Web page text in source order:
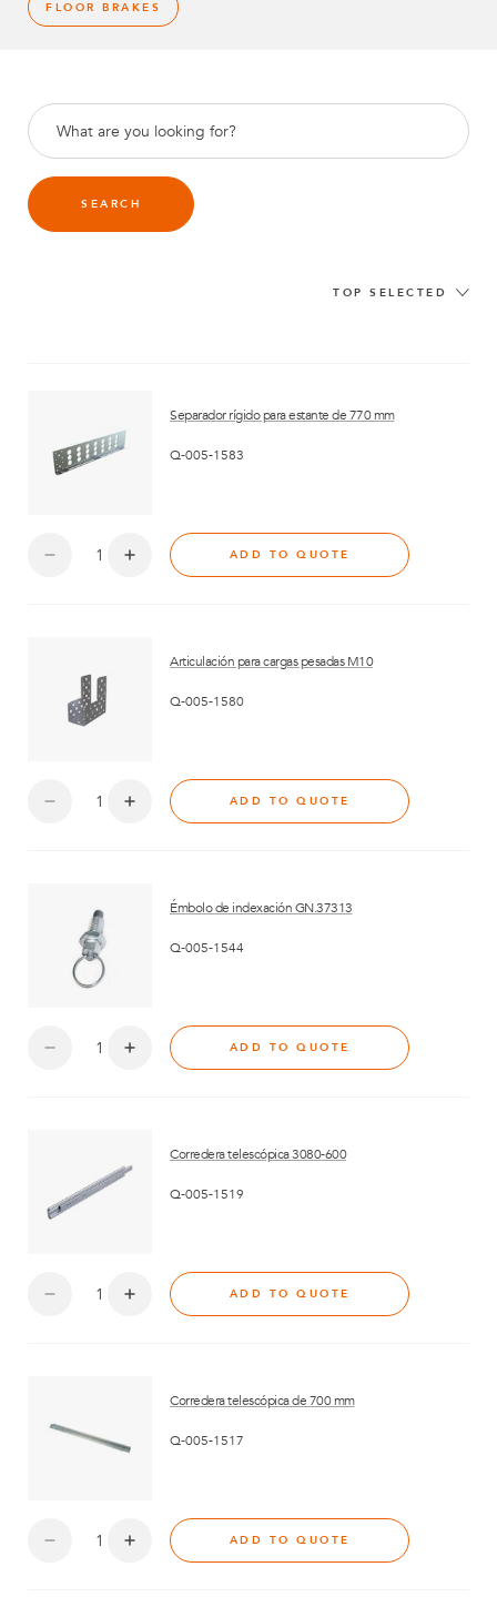
FLOOR BRAKES
SEARCH
TOP SELECTED
Separador rígido para estante de 770 mm
Q-005-1583
ADD TO QUOTE
Articulación para cargas pesadas M10
Q-005-1580
ADD TO QUOTE
Émbolo de indexación GN.37313
Q-005-1544
ADD TO QUOTE
Corredera telescópica 3080-600
Q-005-1519
ADD TO QUOTE
Corredera telescópica de 700 mm
Q-005-1517
ADD TO QUOTE